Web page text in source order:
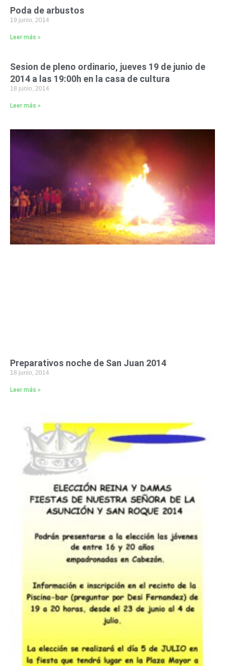
Poda de arbustos
19 junio, 2014
Leer más »
Sesion de pleno ordinario, jueves 19 de junio de
2014 a las 19:00h en la casa de cultura
18 junio, 2014
Leer más »
Preparativos noche de San Juan 2014
18 junio, 2014
Leer más »